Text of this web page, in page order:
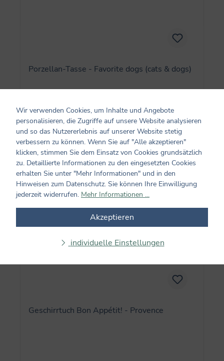
Porzellan-Tasse - Favorite dogs (cats & dogs)
14,95 €*
In den Warenkorb
Geschirrtuch Bon Appétit! - Provence
Wir verwenden Cookies, um Inhalte und Angebote
personalisieren, die Zugriffe auf unsere Website analysieren
und so das Nutzererlebnis auf unserer Website stetig
verbessern zu können. Wenn Sie auf "Alle akzeptieren"
klicken, stimmen Sie dem Einsatz von Cookies grundsätzlich
zu. Detaillierte Informationen zu den eingesetzten Cookies
erhalten Sie unter "Mehr Informationen" und in den
Hinweisen zum Datenschutz. Sie können Ihre Einwilligung
jederzeit widerrufen. Mehr Informationen ...
Akzeptieren
individuelle Einstellungen